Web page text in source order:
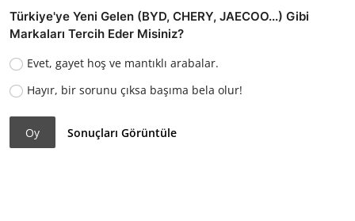
Türkiye'ye Yeni Gelen (BYD, CHERY, JAECOO...) Gibi
Markaları Tercih Eder Misiniz?
Evet, gayet hoş ve mantıklı arabalar.
Hayır, bir sorunu çıksa başıma bela olur!
Oy Sonuçları Görüntüle